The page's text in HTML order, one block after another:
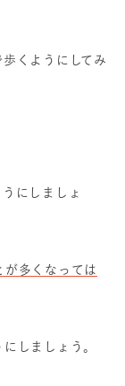
くようにしてみ
にしましょ
が多くなっては
しましょう。